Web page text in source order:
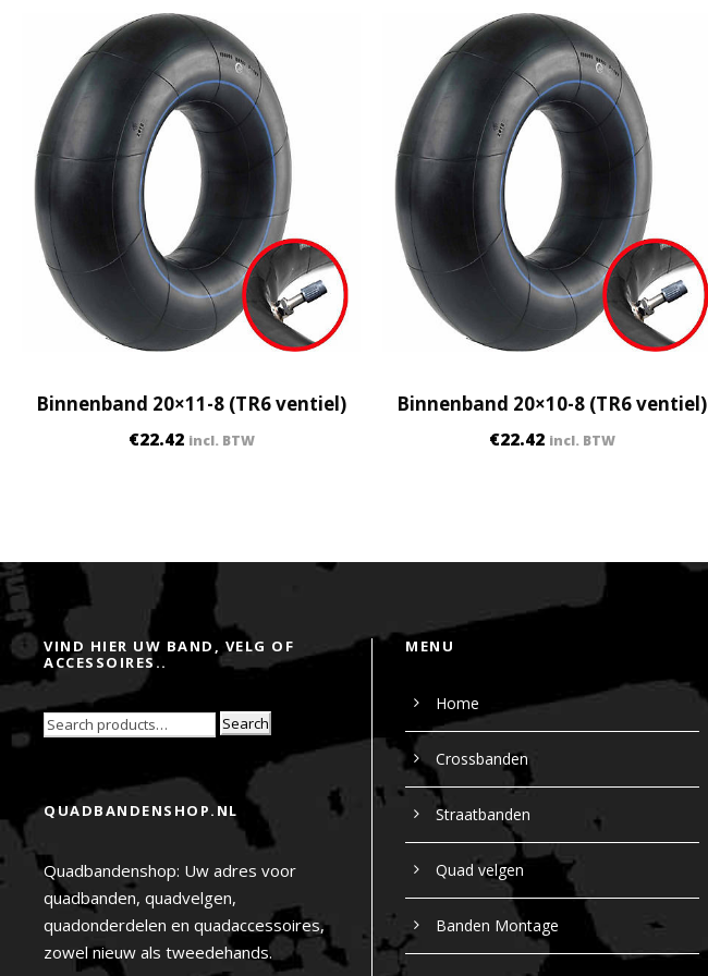
Binnenband 20×11-8 (TR6 ventiel)
€22.42 incl. BTW
Binnenband 20×10-8 (TR6 ventiel)
€22.42 incl. BTW
VIND HIER UW BAND, VELG OF
ACCESSOIRES..
Search
QUADBANDENSHOP.NL
Quadbandenshop: Uw adres voor
quadbanden, quadvelgen,
quadonderdelen en quadaccessoires,
zowel nieuw als tweedehands.
MENU
Home
Crossbanden
Straatbanden
Quad velgen
Banden Montage